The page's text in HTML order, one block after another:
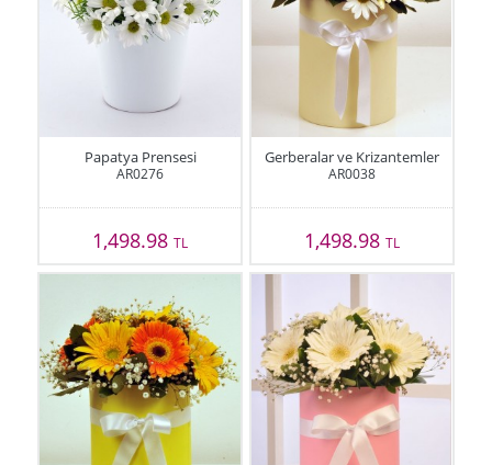
Papatya Prensesi
AR0276
1,498.98TL
Gerberalar ve Krizantemler
AR0038
1,498.98 TL